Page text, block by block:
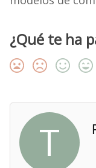
¿Qué te ha
T